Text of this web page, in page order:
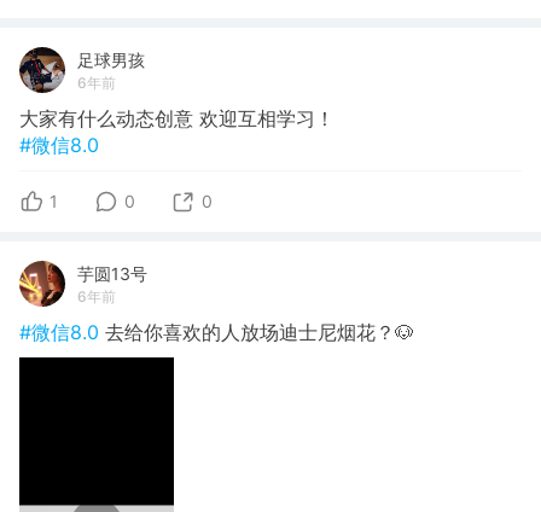
足球男孩
6年前
大家有什么动态创意 欢迎互相学习！
#微信8.0
1 0 0
芋圆13号
6年前
#微信8.0 去给你喜欢的人放场迪士尼烟花？🐶